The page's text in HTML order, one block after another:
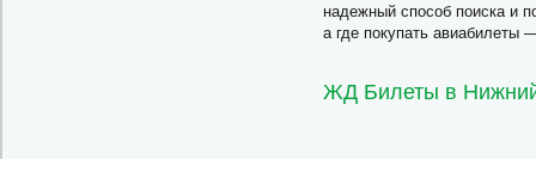
надежный способ поиска и
а где покупать авиабилеты
ЖД Билеты в